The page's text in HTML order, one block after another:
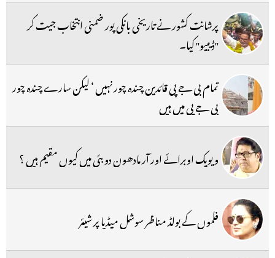
پرشانت کشور نے تاریخی بانکی پور ضمنی انتخاب جیت کر
''ڈیبیو'' کیا۔
تمام بی جے پی قائدین چندہ چور نہیں ‘ لیکن سارے چندہ چور
بی جے پی میں ہیں
ویویک اوبرائے اور آر مادھون دوبئی میں کیوں مقیم ہیں ؟
فلموں کے بولڈ مناظر سوشل میڈیا پر شیئر